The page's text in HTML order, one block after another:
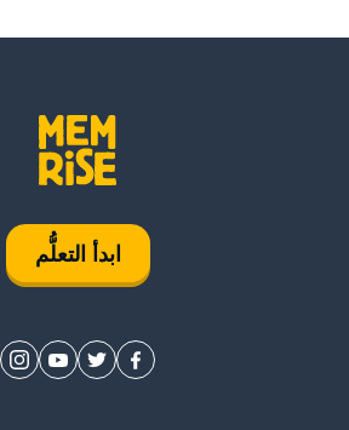
ابدأ التعلُّم